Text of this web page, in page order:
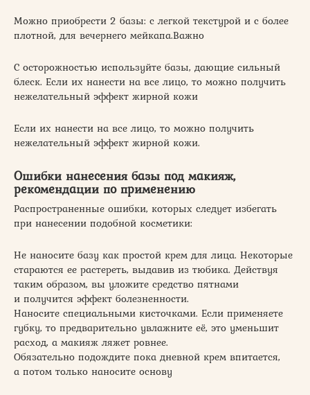
Можно приобрести 2 базы: с легкой текстурой и с более
плотной, для вечернего мейкапа.Важно
С осторожностью используйте базы, дающие сильный
блеск. Если их нанести на все лицо, то можно получить
нежелательный эффект жирной кожи
Если их нанести на все лицо, то можно получить
нежелательный эффект жирной кожи.
Ошибки нанесения базы под макияж,
рекомендации по применению
Распространенные ошибки, которых следует избегать
при нанесении подобной косметики:
Не наносите базу как простой крем для лица. Некоторые
стараются ее растереть, выдавив из тюбика. Действуя
таким образом, вы уложите средство пятнами
и получится эффект болезненности.
Наносите специальными кисточками. Если применяете
губку, то предварительно увлажните её, это уменьшит
расход, а макияж ляжет ровнее.
Обязательно подождите пока дневной крем впитается,
а потом только наносите основу